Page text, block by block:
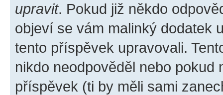
upravit. Pokud již někdo
objeví se vám malinký dodatek
tento příspěvek upravovali.
nikdo neodpověděl nebo pokud
příspěvek (ti by měli sami